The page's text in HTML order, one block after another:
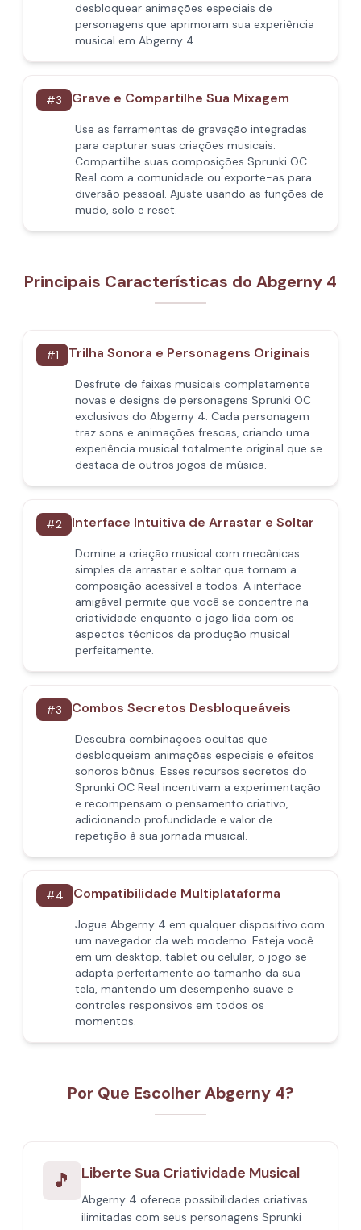
desbloquear animações especiais de
personagens que aprimoram sua experiência
musical em Abgerny 4.
#3 Grave e Compartilhe Sua Mixagem
Use as ferramentas de gravação integradas
para capturar suas criações musicais.
Compartilhe suas composições Sprunki OC
Real com a comunidade ou exporte-as para
diversão pessoal. Ajuste usando as funções de
mudo, solo e reset.
Principais Características do Abgerny 4
#1 Trilha Sonora e Personagens Originais
Desfrute de faixas musicais completamente
novas e designs de personagens Sprunki OC
exclusivos do Abgerny 4. Cada personagem
traz sons e animações frescas, criando uma
experiência musical totalmente original que se
destaca de outros jogos de música.
#2 Interface Intuitiva de Arrastar e Soltar
Domine a criação musical com mecânicas
simples de arrastar e soltar que tornam a
composição acessível a todos. A interface
amigável permite que você se concentre na
criatividade enquanto o jogo lida com os
aspectos técnicos da produção musical
perfeitamente.
#3 Combos Secretos Desbloqueáveis
Descubra combinações ocultas que
desbloqueiam animações especiais e efeitos
sonoros bônus. Esses recursos secretos do
Sprunki OC Real incentivam a experimentação
e recompensam o pensamento criativo,
adicionando profundidade e valor de
repetição à sua jornada musical.
#4 Compatibilidade Multiplataforma
Jogue Abgerny 4 em qualquer dispositivo com
um navegador da web moderno. Esteja você
em um desktop, tablet ou celular, o jogo se
adapta perfeitamente ao tamanho da sua
tela, mantendo um desempenho suave e
controles responsivos em todos os
momentos.
Por Que Escolher Abgerny 4?
🎵 Liberte Sua Criatividade Musical
Abgerny 4 oferece possibilidades criativas
ilimitadas com seus personagens Sprunki